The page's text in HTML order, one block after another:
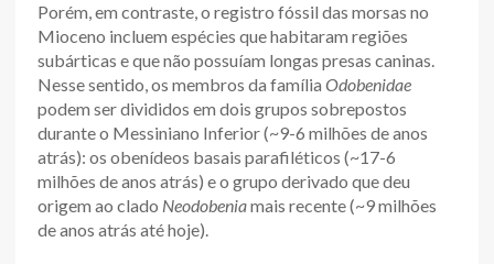
Porém, em contraste, o registro fóssil das morsas no
Mioceno incluem espécies que habitaram regiões
subárticas e que não possuíam longas presas caninas.
Nesse sentido, os membros da família Odobenidae
podem ser divididos em dois grupos sobrepostos
durante o Messiniano Inferior (~9-6 milhões de anos
atrás): os obenídeos basais parafiléticos (~17-6
milhões de anos atrás) e o grupo derivado que deu
origem ao clado Neodobeniamais recente (~9 milhões
de anos atrás até hoje).